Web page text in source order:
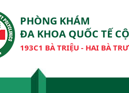
PHÒNG KHÁM
ĐA KHOA QUỐC TẾ
193C1 BÀ TRIỆU - HAI BÀ